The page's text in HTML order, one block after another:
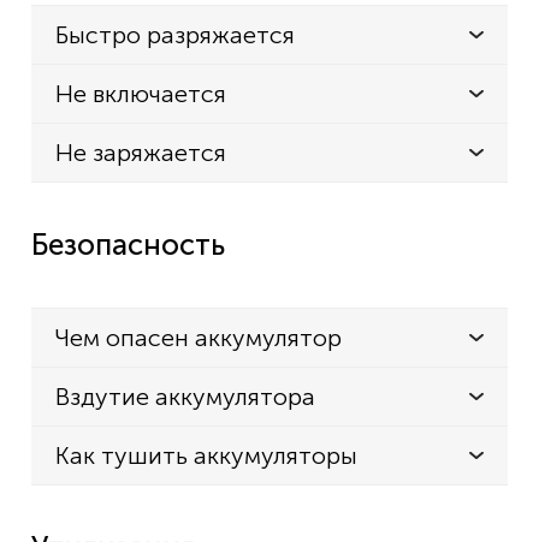
Быстро разряжается
Не включается
Не заряжается
Безопасность
Чем опасен аккумулятор
Вздутие аккумулятора
Как тушить аккумуляторы